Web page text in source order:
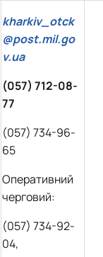
kharkiv_otck
@post.mil.go
v.ua
(057) 712-08-
77
(057) 734-96-
65
Оперативний
черговий:
(057) 734-92-
04,